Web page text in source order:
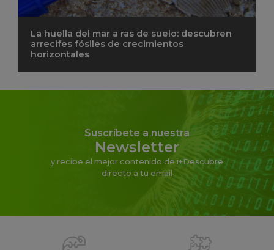
La huella del mar a ras de suelo: descubren
arrecifes fósiles de crecimientos
horizontales
Suscríbete a nuestra
Newsletter
y recibe el mejor contenido de i+Descubre
directo a tu email